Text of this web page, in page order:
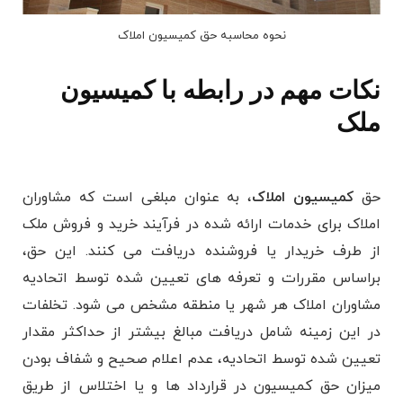
نحوه محاسبه حق کمیسیون املاک
نکات مهم در رابطه با کمیسیون
ملک
حق کمیسیون املاک، به عنوان مبلغی است که مشاوران
املاک برای خدمات ارائه شده در فرآیند خرید و فروش ملک
از طرف خریدار یا فروشنده دریافت می ‌کنند. این حق،
براساس مقررات و تعرفه‌ های تعیین شده توسط اتحادیه
مشاوران املاک هر شهر یا منطقه مشخص می‌ شود. تخلفات
در این زمینه شامل دریافت مبالغ بیشتر از حداکثر مقدار
تعیین‌ شده توسط اتحادیه، عدم اعلام صحیح و شفاف بودن
میزان حق کمیسیون در قرارداد ها و یا اختلاس از طریق